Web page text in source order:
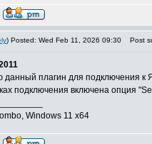
) Posted: Wed Feb 11, 2026 09:30 Post
данный плагин для подключения
подключения включена опция
Windows 11 x64